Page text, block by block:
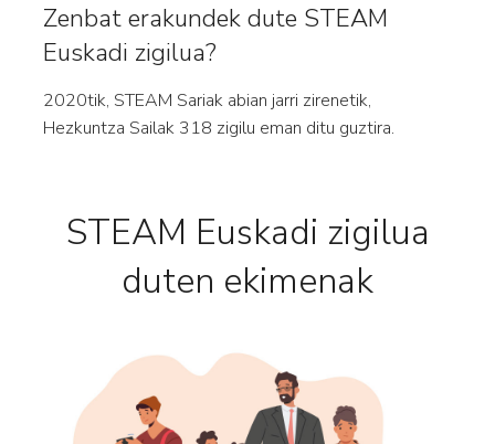
Zenbat erakundek dute STEAM
Euskadi zigilua?
2020tik, STEAM Sariak abian jarri zirenetik,
Hezkuntza Sailak 318 zigilu eman ditu guztira.
STEAM Euskadi zigilua
duten ekimenak